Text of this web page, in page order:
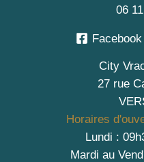
06
Facebook
City
27 rue
Horaires
Lundi :
Mardi au